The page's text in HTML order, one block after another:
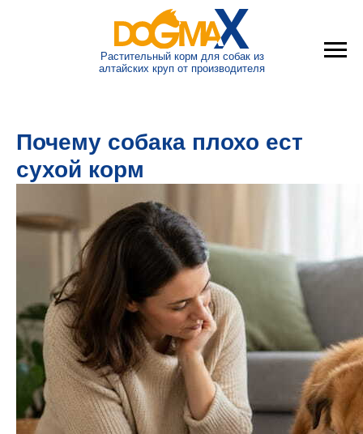
Растительный корм для собак из
алтайских круп от производителя
Почему собака плохо ест
сухой корм